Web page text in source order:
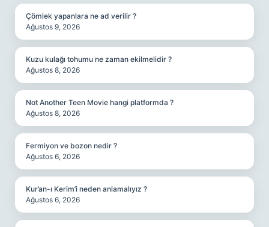
Çömlek yapanlara ne ad verilir ?
Ağustos 9, 2026
Kuzu kulağı tohumu ne zaman ekilmelidir ?
Ağustos 8, 2026
Not Another Teen Movie hangi platformda ?
Ağustos 8, 2026
Fermiyon ve bozon nedir ?
Ağustos 6, 2026
Kur’an-ı Kerim’i neden anlamalıyız ?
Ağustos 6, 2026